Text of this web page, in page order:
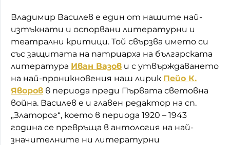
Владимир Василев е един от нашите най-
изтъкнати и оспорвани литературни и
театрални критици. Той свързва името си
със защитата на патриарха на българската
литература Иван Вазов и с утвърждаването
на най-проникновения наш лирик Пейо К.
Яворов в периода преди Първата световна
война. Василев е и главен редактор на сп.
„Златорог“, което в периода 1920 – 1943
година се превръща в антология на най-
значителните ни литературни